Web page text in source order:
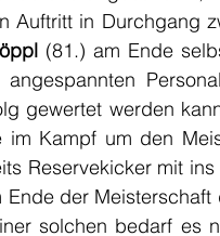
Auftritt in Durchgang
(81.) am Ende
gewertet werden
Kampf um den
Reservekicker mit ins
der Meisterschaft
solchen bedarf es